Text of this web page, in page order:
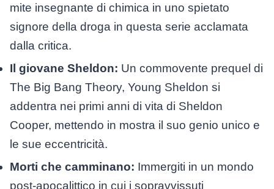
mite insegnante di chimica in uno spietato
signore della droga in questa serie acclamata
dalla critica.
Il giovane Sheldon: Un commovente prequel di
The Big Bang Theory, Young Sheldon si
addentra nei primi anni di vita di Sheldon
Cooper, mettendo in mostra il suo genio unico e
le sue eccentricità.
Morti che camminano: Immergiti in un mondo
post-apocalittico in cui i sopravvissuti